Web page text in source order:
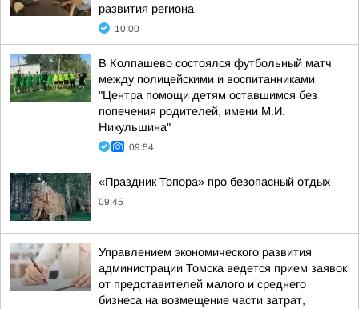
развития региона
10:00
В Колпашево состоялся футбольный матч
между полицейскими и воспитанниками
"Центра помощи детям оставшимся без
попечения родителей, имени М.И.
Никульшина"
09:54
«Праздник Топора» про безопасный отдых
09:45
Управлением экономического развития
администрации Томска ведется прием заявок
от представителей малого и среднего
бизнеса на возмещение части затрат,